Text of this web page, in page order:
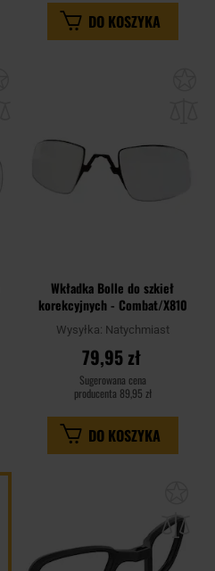
DO KOSZYKA
Wkładka Bolle do szkieł
korekcyjnych - Combat/X810
Wysyłka: Natychmiast
79,95 zł
Sugerowana cena
producenta 89,95 zł
DO KOSZYKA